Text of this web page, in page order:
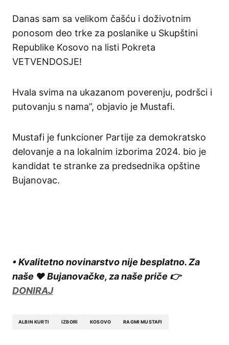
Danas sam sa velikom čašću i doživotnim
ponosom deo trke za poslanike u Skupštini
Republike Kosovo na listi Pokreta
VETVENDOSJE!
Hvala svima na ukazanom poverenju, podršci i
putovanju s nama”, objavio je Mustafi.
Mustafi je funkcioner Partije za demokratsko
delovanje a na lokalnim izborima 2024. bio je
kandidat te stranke za predsednika opštine
Bujanovac.
• Kvalitetno novinarstvo nije besplatno. Za
naše ❤️ Bujanovačke, za naše priče 👉
DONIRAJ
ALBIN KURTI IZBORI KOSOVO RAGMI MUSTAFI